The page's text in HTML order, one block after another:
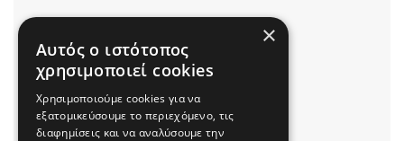
×
Αυτός ο ιστότοπος
χρησιμοποιεί cookies
Χρησιμοποιούμε cookies για να
εξατομικεύσουμε το περιεχόμενο, τις
διαφημίσεις και να αναλύσουμε την